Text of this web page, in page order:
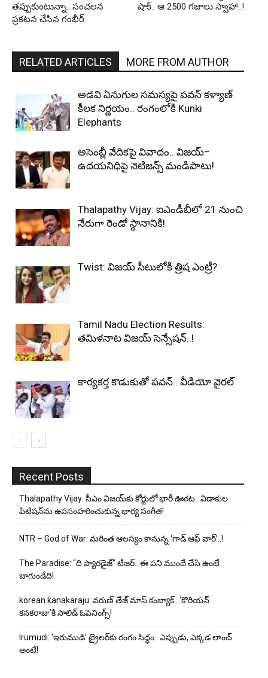
తప్పుకుంటున్నా.. సంచలన
ప్రకటన చేసిన గంభీర్
షాక్.. ఆ 2500 గజాలు స్వాహా..!
RELATED ARTICLES MORE FROM AUTHOR
అడవి ఏనుగుల సమస్యపై పవన్ కళ్యాణ్
కీలక నిర్ణయం.. రంగంలోకి Kunki
Elephants
అసెంబ్లీ వేదికపై వివాదం.. విజయ్–
ఉదయనిధిపై నెటిజన్స్ మండిపాటు!
Thalapathy Vijay: ఐఎండీబీలో 21 నుంచి
నేరుగా రెండో స్థానానికి!
Twist: విజయ్ సీటులోకి త్రిష ఎంట్రీ?
Tamil Nadu Election Results:
తమిళనాట విజయ్ సెన్సేషన్..!
కార్యకర్త కొడుకుతో పవన్‌.. వీడియో వైరల్
Recent Posts
Thalapathy Vijay: సీఎం విజయ్‌కు కోర్టులో భారీ ఊరట.. విడాకుల
పిటిషన్‌ను ఉపసంహరించుకున్న భార్య సంగీత!
NTR – God of War: మరింత ఆలస్యం కానున్న ‘గాడ్ ఆఫ్ వార్’..!
The Paradise: “ది ప్యారడైజ్” టీజర్.. ఈ పని ముందే చేసి ఉంటే
బాగుండేది!
korean kanakaraju: వరుణ్ తేజ్ మాస్ కంబ్యాక్.. ‘కొరియన్
కనకరాజు’కి సాలిడ్ ఓపెనింగ్స్!
Irumudi: ‘ఇరుముడి’ ట్రైలర్‌కు రంగం సిద్ధం.. ఎప్పుడు, ఎక్కడ లాంచ్
అంటే!